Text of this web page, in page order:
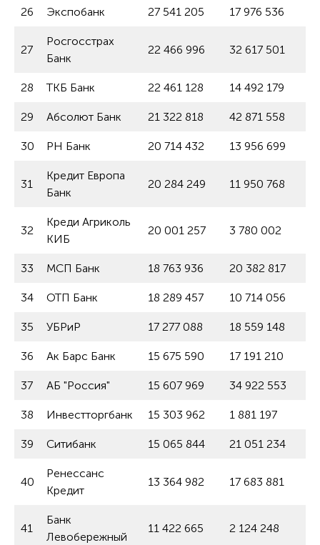
26 Экспобанк 27 541 205 17 976 536
27
Росгосстрах
Банк
22 466 996 32 617 501
28 ТКБ Банк 22 461 128 14 492 179
29 Абсолют Банк 21 322 818 42 871 558
30 РН Банк 20 714 432 13 956 699
31
Кредит Европа
Банк
20 284 249 11 950 768
32
Креди Агриколь
КИБ
20 001 257 3 780 002
33 МСП Банк 18 763 936 20 382 817
34 ОТП Банк 18 289 457 10 714 056
35 УБРиР 17 277 088 18 559 148
36 Ак Барс Банк 15 675 590 17 191 210
37 АБ "Россия" 15 607 969 34 922 553
38 Инвестторгбанк 15 303 962 1 881 197
39 Ситибанк 15 065 844 21 051 234
40
Ренессанс
Кредит
13 364 982 17 683 881
41
Банк
Левобережный
11 422 665 2 124 248